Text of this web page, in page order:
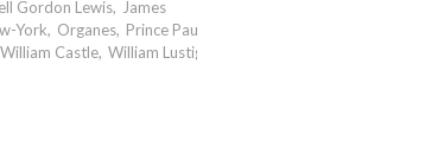
Gordon Lewis, James
York, Organes, Prince Paul
William Castle, William Lustig